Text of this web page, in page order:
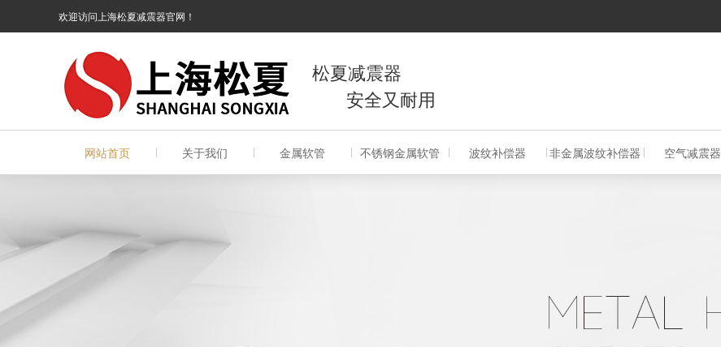
欢迎访问上海松夏减震器官网！
松夏减震器
安全又耐用
网站首页 关于我们 金属软管 不锈钢金属软管 波纹补偿器 非金属波纹补偿器 空气减震器